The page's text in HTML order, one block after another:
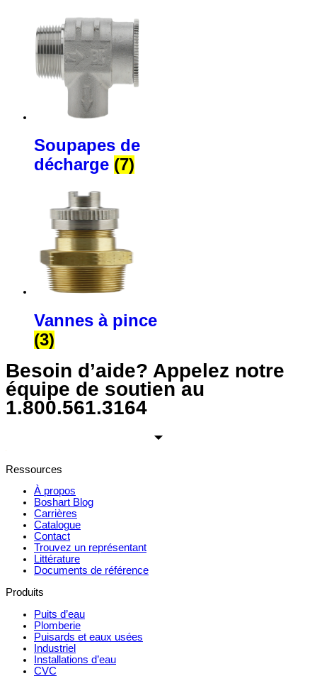
Soupapes de
décharge (7)
Vannes à pince
(3)
Besoin d’aide? Appelez notre
équipe de soutien au
1.800.561.3164
Ressources
À propos
Boshart Blog
Carrières
Catalogue
Contact
Trouvez un représentant
Littérature
Documents de référence
Produits
Puits d’eau
Plomberie
Puisards et eaux usées
Industriel
Installations d’eau
CVC